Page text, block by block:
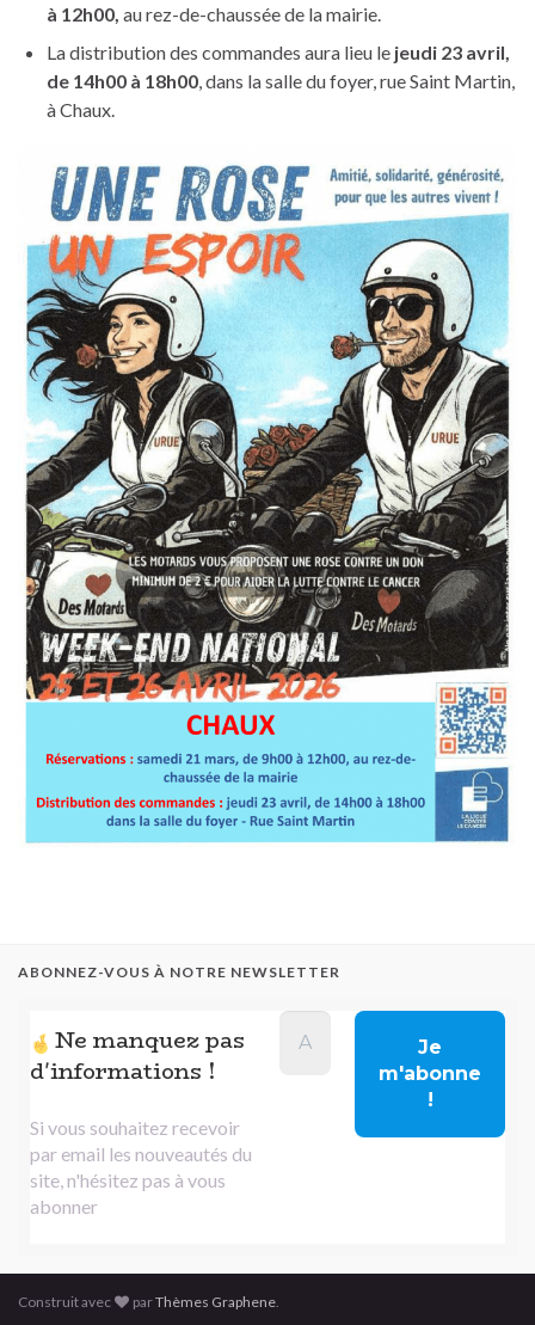
à 12h00, au rez-de-chaussée de la mairie.
La distribution des commandes aura lieu le jeudi 23 avril,
de 14h00 à 18h00 , dans la salle du foyer, rue Saint Martin,
à Chaux.
ABONNEZ-VOUS À NOTRE NEWSLETTER
Ne manquez pas
d'informations !
Si vous souhaitez recevoir
par email les nouveautés du
site, n'hésitez pas à vous
abonner
Construit avec parThèmes Graphene